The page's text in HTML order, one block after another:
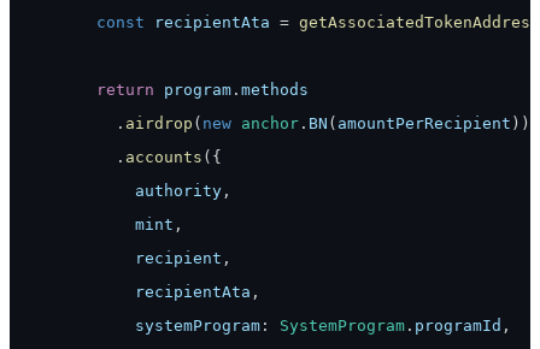
const recipientAta =
return program . methods
. airdrop ( new anchor . BN ( amountPerRecipient ) )
. accounts ( {
          authority
,
          mint
,
          recipient
,
          recipientAta
,
          systemProgram
: SystemProgram . programId ,